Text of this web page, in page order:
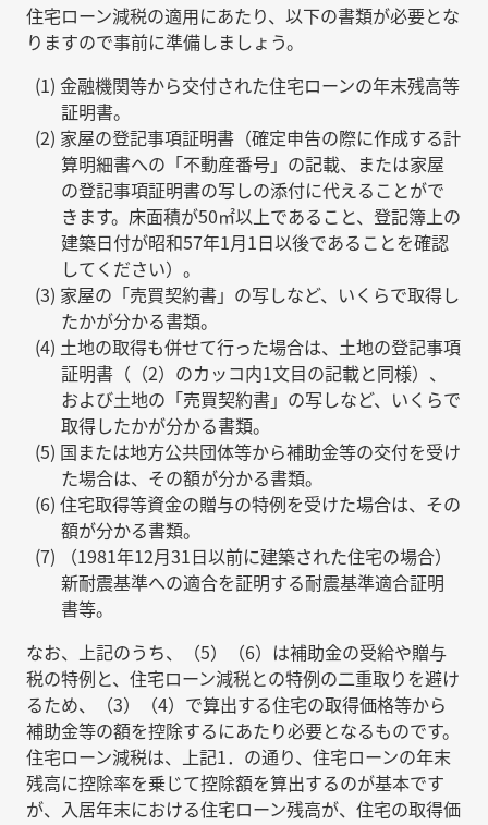
住宅ローン減税の適用にあたり、以下の書類が必要とな
りますので事前に準備しましょう。
金融機関等から交付された住宅ローンの年末残高等
証明書。
家屋の登記事項証明書（確定申告の際に作成する計
算明細書への「不動産番号」の記載、または家屋
の登記事項証明書の写しの添付に代えることがで
きます。床面積が50㎡以上であること、登記簿上の
建築日付が昭和57年1月1日以後であることを確認
してください）。
家屋の「売買契約書」の写しなど、いくらで取得し
たかが分かる書類。
土地の取得も併せて行った場合は、土地の登記事項
証明書（（2）のカッコ内1文目の記載と同様）、
および土地の「売買契約書」の写しなど、いくらで
取得したかが分かる書類。
国または地方公共団体等から補助金等の交付を受け
た場合は、その額が分かる書類。
住宅取得等資金の贈与の特例を受けた場合は、その
額が分かる書類。
（1981年12月31日以前に建築された住宅の場合）
新耐震基準への適合を証明する耐震基準適合証明
書等。
なお、上記のうち、（5）（6）は補助金の受給や贈与
税の特例と、住宅ローン減税との特例の二重取りを避け
るため、（3）（4）で算出する住宅の取得価格等から
補助金等の額を控除するにあたり必要となるものです。
住宅ローン減税は、上記1．の通り、住宅ローンの年末
残高に控除率を乗じて控除額を算出するのが基本です
が、入居年末における住宅ローン残高が、住宅の取得価